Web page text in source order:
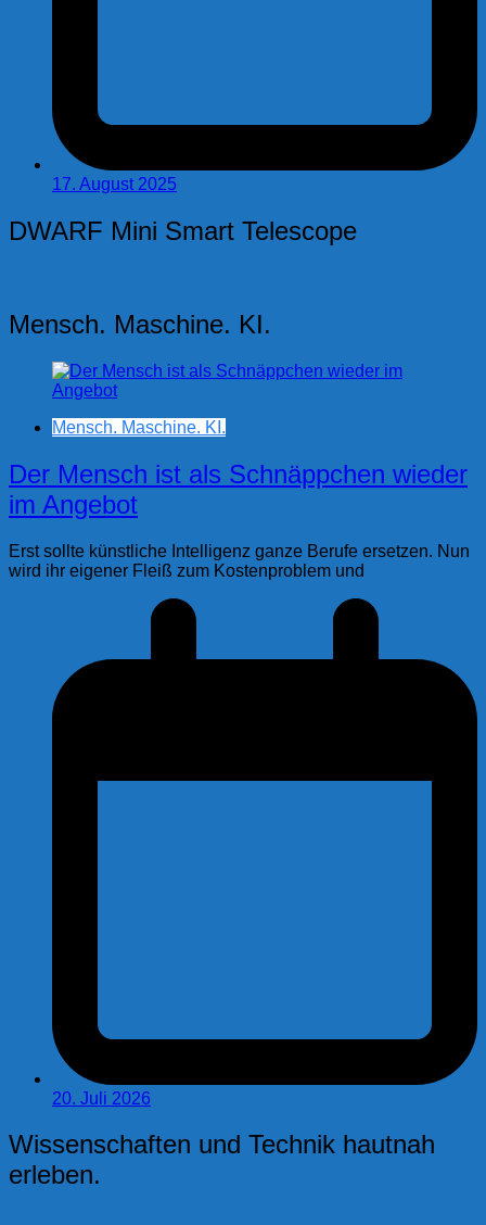
17. August 2025
DWARF Mini Smart Telescope
Mensch. Maschine. KI.
Mensch. Maschine. KI.
Der Mensch ist als Schnäppchen wieder
im Angebot
Erst sollte künstliche Intelligenz ganze Berufe ersetzen. Nun
wird ihr eigener Fleiß zum Kostenproblem und
20. Juli 2026
Wissenschaften und Technik hautnah
erleben.